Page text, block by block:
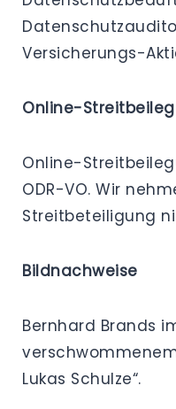
Versicherungs-
Online-
Online-
ODR-VO. Wir
Streitbeteiligung
Bildnachweise
Bernhard Brands
Lukas Schulze“.